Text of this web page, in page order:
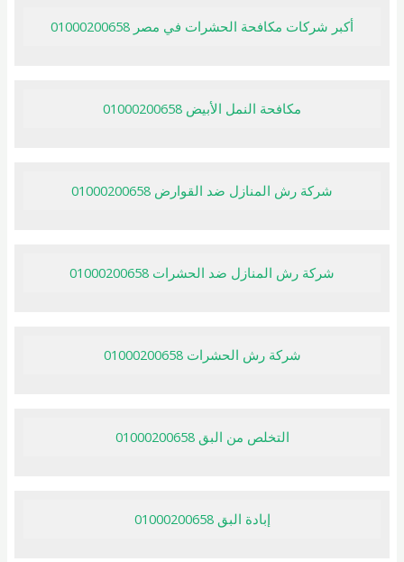
أكبر شركات مكافحة الحشرات في مصر 01000200658
مكافحة النمل الأبيض 01000200658
شركة رش المنازل ضد القوارض 01000200658
شركة رش المنازل ضد الحشرات 01000200658
شركة رش الحشرات 01000200658
التخلص من البق 01000200658
إبادة البق 01000200658